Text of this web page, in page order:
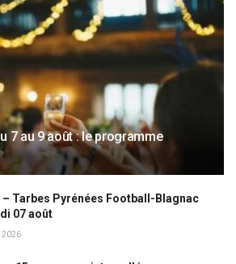
7 au 9 août : le programme
Tarbes Pyrénées Football-Blagnac
07 août
2026